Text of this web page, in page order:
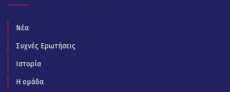
Νέα
Συχνές Ερωτήσεις
Ιστορία
Η ομάδα